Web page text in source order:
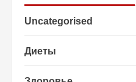
Uncategorised
Диеты